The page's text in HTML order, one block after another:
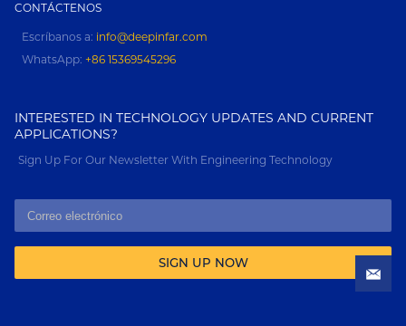
CONTÁCTENOS
Escríbanos a: info@deepinfar.com
WhatsApp: +86 15369545296
INTERESTED IN TECHNOLOGY UPDATES AND CURRENT
APPLICATIONS?
Sign Up For Our Newsletter With Engineering Technology
SIGN UP NOW